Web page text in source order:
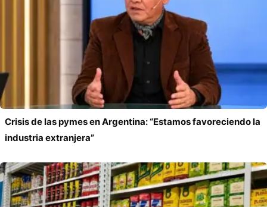
Crisis de las pymes en Argentina: “Estamos favoreciendo la
industria extranjera”